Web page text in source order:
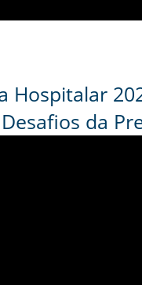
Hospitalar
da